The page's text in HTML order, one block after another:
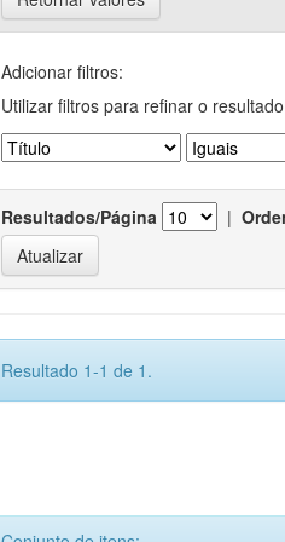
Adicionar filtros:
Utilizar filtros para refinar o
Resultados/Página |
Resultado 1-1 de 1.